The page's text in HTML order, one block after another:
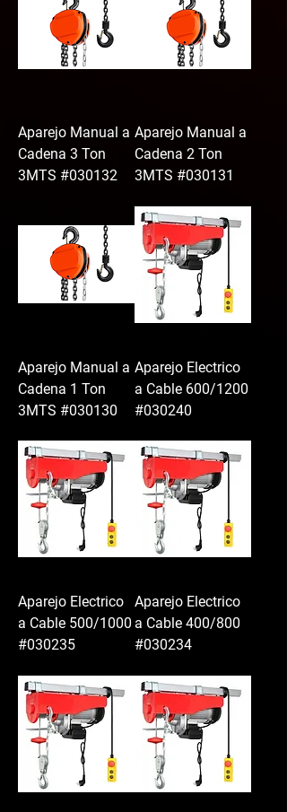
Aparejo Manual a
Cadena 3 Ton
3MTS #030132
Aparejo Manual a
Cadena 2 Ton
3MTS #030131
Aparejo Manual a
Cadena 1 Ton
3MTS #030130
Aparejo Electrico
a Cable 600/1200
#030240
Aparejo Electrico
a Cable 500/1000
#030235
Aparejo Electrico
a Cable 400/800
#030234